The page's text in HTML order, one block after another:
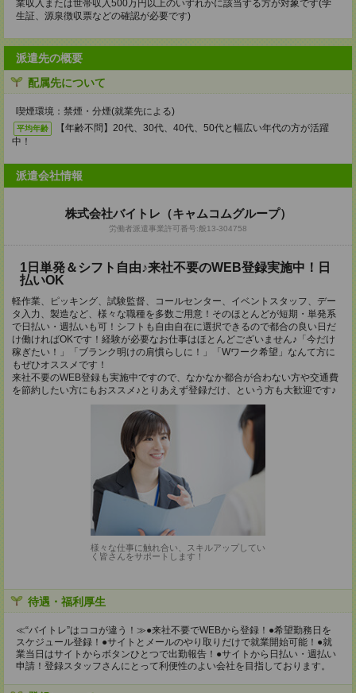
業収入または世帯収入500万円以上のいずれかに該当する方が対象です(学
生証、源泉徴収票などの確認が必要です)
派遣先の概要
配属先について
喫煙環境：禁煙・分煙(就業先による)
平均年齢
【年齢不問】20代、30代、40代、50代と幅広い年代の方が活躍
中！
派遣会社情報
株式会社バイトレ（キャムコムグループ）
労働者派遣事業許可番号:般13-304758
1日単発＆シフト自由♪来社不要のWEB登録実施中！日
払いOK
軽作業、ピッキング、試験監督、コールセンター、イベントスタッフ、デー
タ入力、製造など、様々な職種を多数ご用意！そのほとんどが短期・単発系
で日払い・週払いも可！シフトも自由自在に選択できるので都合の良い日だ
け働ければOKです！経験が必要なお仕事はほとんどございません♪「今だけ
稼ぎたい！」「ブランク明けの肩慣らしに！」「Wワーク希望」なんて方に
もぜひオススメです！
来社不要のWEB登録も実施中ですので、なかなか都合が合わない方や交通費
を節約したい方にもおススメ♪とりあえず登録だけ、という方も大歓迎です♪
様々な仕事に触れ合い、スキルアップしてい
く皆さんをサポートします！
待遇・福利厚生
≪“バイトレ”はココが違う！≫●来社不要でWEBから登録！●希望勤務日を
スケジュール登録！●サイトとメールのやり取りだけで就業開始可能！●就
業当日はサイトからボタンひとつで出勤報告！●サイトから日払い・週払い
申請！登録スタッフさんにとって利便性のよい会社を目指しております。